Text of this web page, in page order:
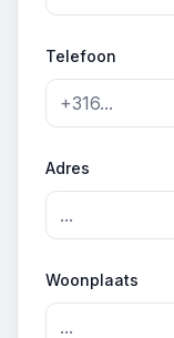
Telefoon
Adres
Woonplaats